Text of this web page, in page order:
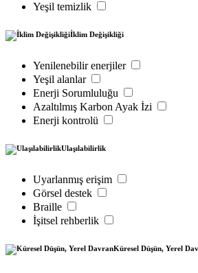
Yeşil temizlik
İklim Değişikliği
Yenilenebilir enerjiler
Yeşil alanlar
Enerji Sorumluluğu
Azaltılmış Karbon Ayak İzi
Enerji kontrolü
Ulaşılabilirlik
Uyarlanmış erişim
Görsel destek
Braille
İşitsel rehberlik
Küresel Düşün, Yerel